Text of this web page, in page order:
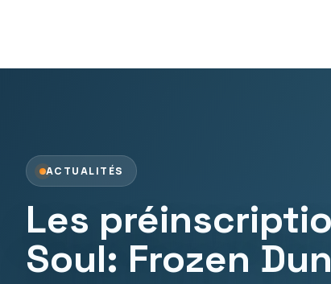
ACTUALITÉS
Les
Soul: Frozen